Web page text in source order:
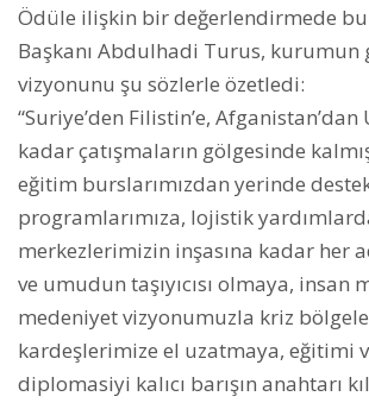
Ödüle ilişkin bir değerlendirmede
Başkanı Abdulhadi Turus, kurumun
vizyonunu şu sözlerle özetledi:
“Suriye’den Filistin’e, Afganistan’dan
kadar çatışmaların gölgesinde
eğitim burslarımızdan yerinde
programlarımıza, lojistik
merkezlerimizin inşasına kadar her
ve umudun taşıyıcısı olmaya, insan
medeniyet vizyonumuzla kriz
kardeşlerimize el uzatmaya, eğitimi
diplomasiyi kalıcı barışın anahtarı